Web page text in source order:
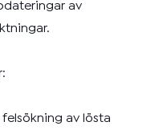
av
av lösta